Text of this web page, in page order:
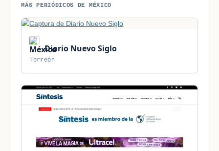
MÁS PERIÓDICOS DE MÉXICO
Diario Nuevo Siglo
Torreón